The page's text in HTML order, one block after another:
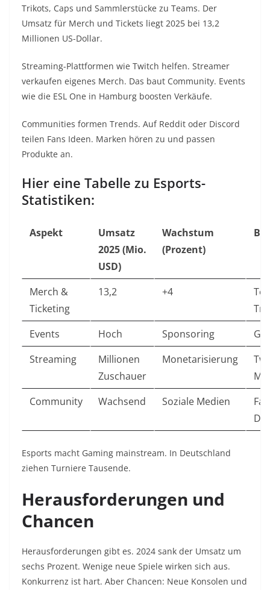
Trikots, Caps und Sammlerstücke zu Teams. Der
Umsatz für Merch und Tickets liegt 2025 bei 13,2
Millionen US-Dollar.
Streaming-Plattformen wie Twitch helfen. Streamer
verkaufen eigenes Merch. Das baut Community. Events
wie die ESL One in Hamburg boosten Verkäufe.
Communities formen Trends. Auf Reddit oder Discord
teilen Fans Ideen. Marken hören zu und passen
Produkte an.
Hier eine Tabelle zu Esports-
Statistiken:
Aspekt
Umsatz
2025 (Mio.
USD)
Wachstum
(Prozent)
Merch &
Ticketing
13,2 +4
Events
Hoch Sponsoring
Streaming
Millionen
Zuschauer
Monetarisierung
Community
Wachsend Soziale Medien
Esports macht Gaming mainstream. In Deutschland
ziehen Turniere Tausende.
Herausforderungen und
Chancen
Herausforderungen gibt es. 2024 sank der Umsatz um
sechs Prozent. Wenige neue Spiele wirken sich aus.
Konkurrenz ist hart. Aber Chancen: Neue Konsolen und